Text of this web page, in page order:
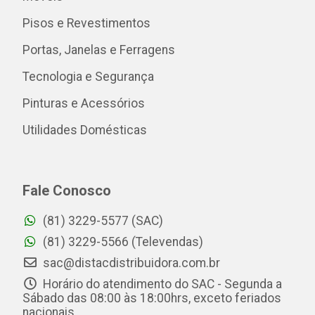
Pisos e Revestimentos
Portas, Janelas e Ferragens
Tecnologia e Segurança
Pinturas e Acessórios
Utilidades Domésticas
Fale Conosco
(81) 3229-5577 (SAC)
(81) 3229-5566 (Televendas)
sac@distacdistribuidora.com.br
Horário do atendimento do SAC - Segunda a
Sábado das 08:00 às 18:00hrs, exceto feriados
nacionais.